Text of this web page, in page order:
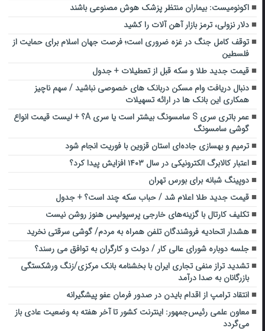
اکونومیست: بیماران منتظر پزشک هوش مصنوعی باشند
دلار نزولی، ترمز بازار آهن آلات را کشید
توقف کامل جنگ در غزه ضروری است؛ فرصت جهان اسلام برای حمایت از
فلسطین
قیمت جدید طلا و سکه قبل از تعطیلات + جدول
دنبال دریافت وام مسکن دربانک های خصوصی نباشید / سهم ناچیز
همکاری این بانک ها در ارائه تسهیلات
عمر باتری سری S سامسونگ بیشتر است یا سری A؟ + لیست قیمت انواع
گوشی سامسونگ
ترمیم و بهسازی جاده‌ای استان قزوین با فوریت انجام شود
اعتبار کالابرگ الکترونیکی در سال ۱۴۰۳ افزایش پیدا کرد؟
دوپینگ شبانه برای بورس تهران
قیمت جدید طلا اعلام شد / حباب سکه چند است؟ + جدول
تکلیف کارتال با گزینه‌های خارجی پرسپولیس هنوز روشن نیست
هشدار اتحادیه فروشندگان تلفن همراه به مردم/ گوشی سرقتی نخرید
جلسه دوباره شورای عالی کار / دولت و کارگران به توافق می رسند؟
تشدید تراز منفی تجاری ایران با بخشنامه بانک مرکزی/زنگ ورشکستگی
بازرگانان به صدا درآمد
انتقاد ترامپ از اقدام بایدن در صدور فرمان عفو پیشگیرانه
معاون علمی رئیس‌جمهور: اینترنت کشور تا آخر هفته به وضعیت عادی باز
می‌گردد